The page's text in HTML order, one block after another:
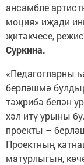
ансамбле
моция» иҗади
җитәкчесе,
Суркина.
«Педагогларны
берләшмә
тәҗрибә белән
хәл итү урыны
проекты –
Проектның
матурлыгын,